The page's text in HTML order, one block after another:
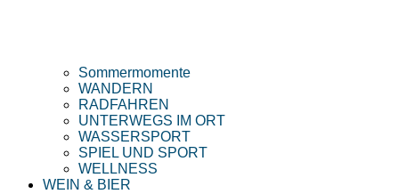
Sommermomente
WANDERN
RADFAHREN
UNTERWEGS IM ORT
WASSERSPORT
SPIEL UND SPORT
WELLNESS
WEIN & BIER